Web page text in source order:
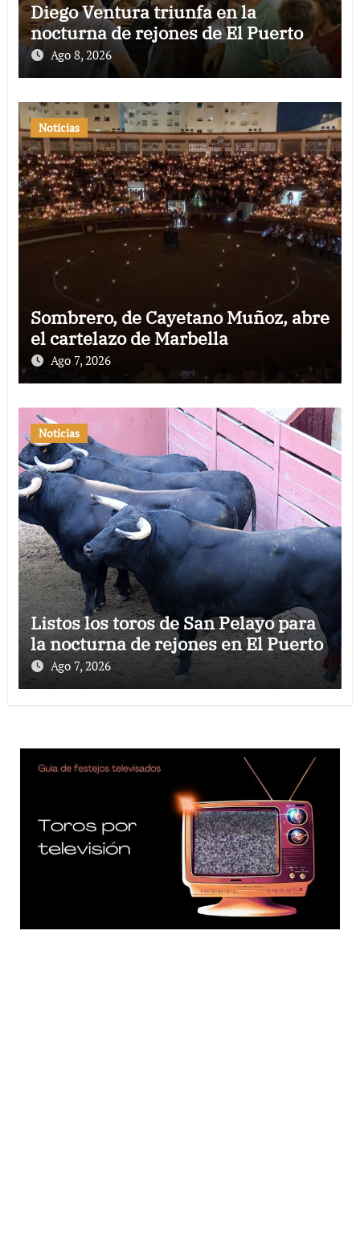
Diego Ventura triunfa en la
nocturna de rejones de El Puerto
Ago 8, 2026
Noticias
Sombrero, de Cayetano Muñoz, abre
el cartelazo de Marbella
Ago 7, 2026
Noticias
Listos los toros de San Pelayo para
la nocturna de rejones en El Puerto
Ago 7, 2026